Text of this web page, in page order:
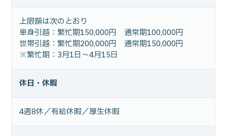
上限額は次のとおり
単身引越：繁忙期150,000円 通常期100,000円
世帯引越：繁忙期200,000円 通常期150,000円
※繁忙期：3月1日〜4月15日
休日・休暇
4週8休／有給休暇／厚生休暇